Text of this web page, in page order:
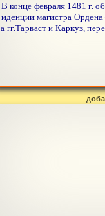
В конце февраля 1481 г.
иденции магистра
а гг.Тарваст и Каркуз,